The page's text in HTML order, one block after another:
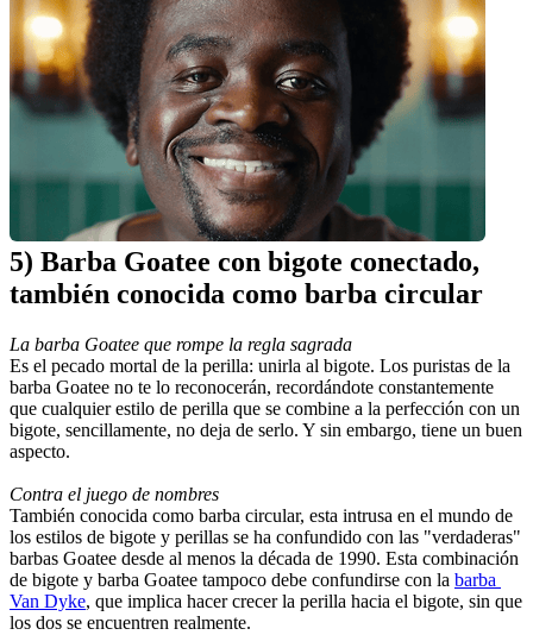
5) Barba Goatee con bigote conectado,
también conocida como barba circular
La barba Goatee que rompe la regla sagrada
Es el pecado mortal de la perilla: unirla al bigote. Los puristas de la
barba Goatee no te lo reconocerán, recordándote constantemente
que cualquier estilo de perilla que se combine a la perfección con un
bigote, sencillamente, no deja de serlo. Y sin embargo, tiene un buen
aspecto.
Contra el juego de nombres
También conocida como barba circular, esta intrusa en el mundo de
los estilos de bigote y perillas se ha confundido con las "verdaderas"
barbas Goatee desde al menos la década de 1990. Esta combinación
de bigote y barba Goatee tampoco debe confundirse con la barba
Van Dyke, que implica hacer crecer la perilla hacia el bigote, sin que
los dos se encuentren realmente.